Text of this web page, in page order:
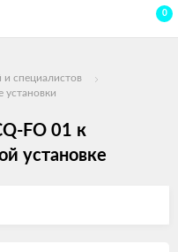
0
специалистов
установки
FO 01 к
установке